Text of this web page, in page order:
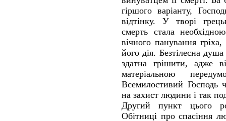
гіршого варіанту,
відтінку. У творі
смерть стала
вічного панування
його дія. Безтілесна
здатна грішити, адже
матеріальною
Всемилостивий Господь
на захист людини і так
Другий пункт цього
Обітниці про спасіння